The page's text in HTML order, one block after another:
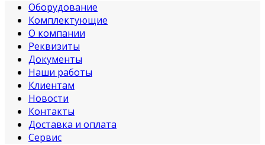
Оборудование
Комплектующие
О компании
Реквизиты
Документы
Наши работы
Клиентам
Новости
Контакты
Доставка и оплата
Сервис